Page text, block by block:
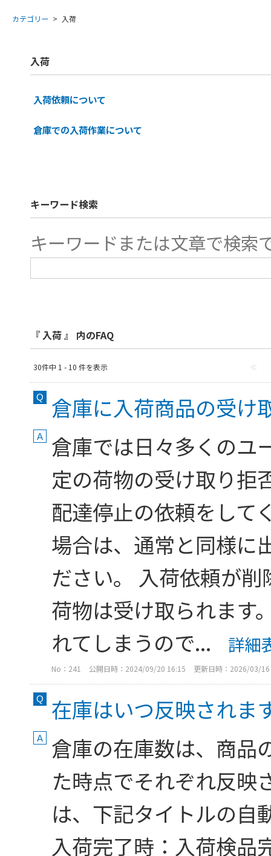
カテゴリー > 入荷
入荷
入荷依頼について
倉庫での入荷作業について
キーワード検索
キーワードまたは文章で検索
『 入荷 』 内のFAQ
30件中 1 - 10 件を表示 ≪
倉庫に入荷商品の受け
倉庫では日々多くのユ
定の荷物の受け取り拒
配達停止の依頼をして
場合は、通常と同様に
ださい。 入荷依頼が
荷物は受け取られます
れてしまうので...
詳細
No：241 公開日時：2024/09/20 16:15 更新日時：2026/03/
在庫はいつ反映されま
倉庫の在庫数は、商品
た時点でそれぞれ反映
は、下記タイトルの自
入荷完了時：入荷検品